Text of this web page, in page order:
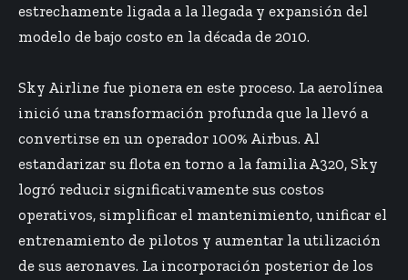
estrechamente ligada a la llegada y expansión del
modelo de bajo costo en la década de 2010.
Sky Airline fue pionera en este proceso. La aerolínea
inició una transformación profunda que la llevó a
convertirse en un operador 100% Airbus. Al
estandarizar su flota en torno a la familia A320, Sky
logró reducir significativamente sus costos
operativos, simplificar el mantenimiento, unificar el
entrenamiento de pilotos y aumentar la utilización
de sus aeronaves. La incorporación posterior de los